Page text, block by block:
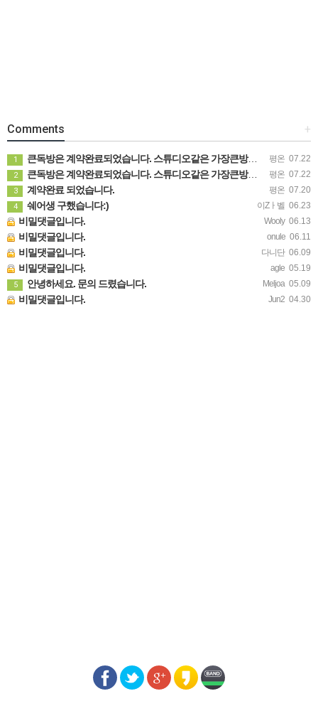
+
Comments
평온 07.22
1 큰독방은 계약완료되었습니다. 스튜디오같은 가장큰방을 2인동시 또는 혼자서 큰독방으로도 즉시입주 가능합니다.
평온 07.22
2 큰독방은 계약완료되었습니다. 스튜디오같은 가장큰방을 2인동시 또는 혼자서 큰독방으로도 즉시입주 가능합니다.
평온 07.20
3 계약완료 되었습니다.
이Zㅏ벨 06.23
4 쉐어생 구했습니다:)
Wooly 06.13
비밀댓글입니다.
onule 06.11
비밀댓글입니다.
다니단 06.09
비밀댓글입니다.
agle 05.19
비밀댓글입니다.
Meljoa 05.09
5 안녕하세요. 문의 드렸습니다.
Jun2 04.30
비밀댓글입니다.